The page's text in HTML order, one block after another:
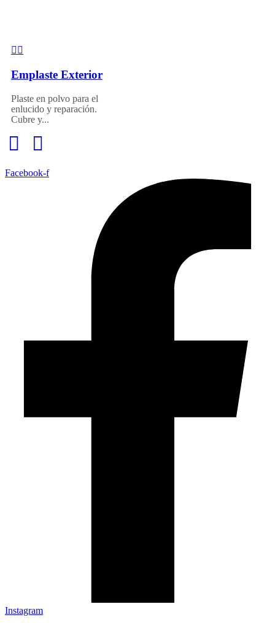
Emplaste Exterior
Plaste en polvo para el
enlucido y reparación.
Cubre y...
Facebook-f
Instagram